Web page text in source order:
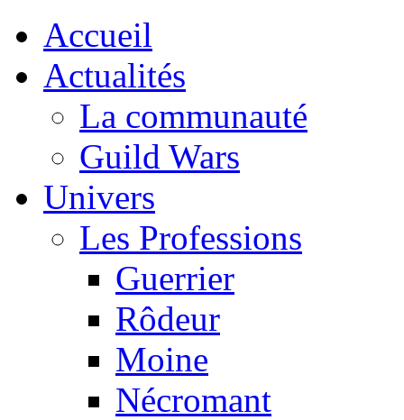
Accueil
Actualités
La communauté
Guild Wars
Univers
Les Professions
Guerrier
Rôdeur
Moine
Nécromant